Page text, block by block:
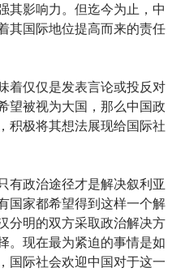
其影响力。但迄今为止，中
其国际地位提高而来的责任
着仅仅是发表言论或投反对
望被视为大国，那么中国政
积极将其想法展现给国际社
有政治途径才是解决叙利亚
国家都希望得到这样一个解
分明的双方采取政治解决方
。现在最为紧迫的事情是如
国际社会欢迎中国对于这一